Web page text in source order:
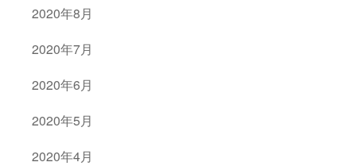
2020年8月
2020年7月
2020年6月
2020年5月
2020年4月